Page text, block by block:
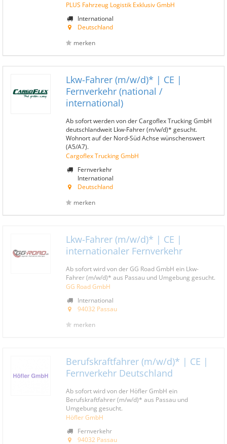
PLUS Fahrzeug Logistik Exklusiv GmbH
International
Deutschland
merken
Lkw-Fahrer (m/w/d)* | CE |
Fernverkehr (national /
international)
Ab sofort werden von der Cargoflex Trucking GmbH
deutschlandweit Lkw-Fahrer (m/w/d)* gesucht.
Wohnort auf der Nord-Süd Achse wünschenswert
(A5/A7).
Cargoflex Trucking GmbH
Fernverkehr
International
Deutschland
merken
Lkw-Fahrer (m/w/d)* | CE |
internationaler Fernverkehr
Ab sofort wird von der GG Road GmbH ein Lkw-
Fahrer (m/w/d)* aus Passau und Umgebung gesucht.
GG Road GmbH
International
94032 Passau
merken
Berufskraftfahrer (m/w/d)* | CE |
Fernverkehr Deutschland
Ab sofort wird von der Höfler GmbH ein
Berufskraftfahrer (m/w/d)* aus Passau und
Umgebung gesucht.
Höfler GmbH
Fernverkehr
94032 Passau